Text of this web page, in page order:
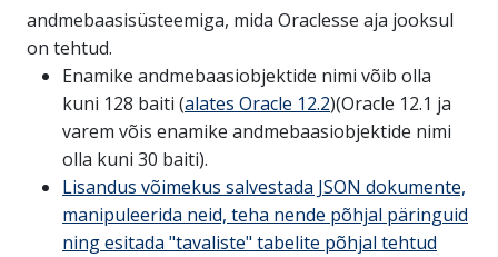
andmebaasisüsteemiga, mida Oraclesse aja jooksul
on tehtud.
Enamike andmebaasiobjektide nimi võib olla
kuni 128 baiti (alates Oracle 12.2)(Oracle 12.1 ja
varem võis enamike andmebaasiobjektide nimi
olla kuni 30 baiti).
Lisandus võimekus salvestada JSON dokumente,
manipuleerida neid, teha nende põhjal päringuid
ning esitada "tavaliste" tabelite põhjal tehtud